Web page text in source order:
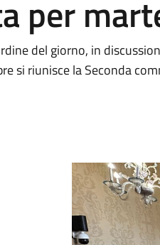
per
del giorno, in
si riunisce la Seconda